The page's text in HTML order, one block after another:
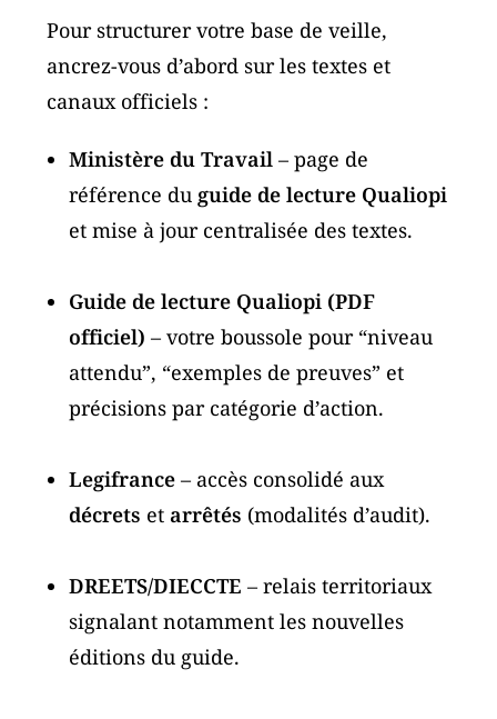
Pour structurer votre base de veille,
ancrez-vous d’abord sur les textes et
canaux officiels :
Ministère du Travail – page de
référence du guide de lecture Qualiopi
et mise à jour centralisée des textes.
Guide de lecture Qualiopi (PDF
officiel) – votre boussole pour “niveau
attendu”, “exemples de preuves” et
précisions par catégorie d’action.
Legifrance – accès consolidé aux
décrets et arrêtés (modalités d’audit).
DREETS/DIECCTE – relais territoriaux
signalant notamment les nouvelles
éditions du guide.